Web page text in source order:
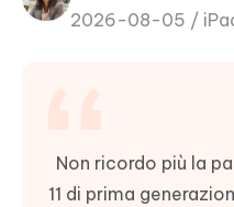
iAnyGo
2026-08-05 /
Non ricordo più la
11 di prima